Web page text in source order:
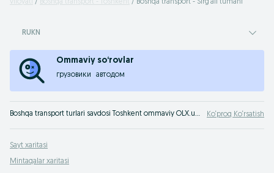
viloyati
Boshqa transport - Toshkent Boshqa transport - Sirg‘ali tumani
RUKN
Ommaviy so‘rovlar
грузовики автодом
Boshqa transport turlari savdosi Toshkent ommaviy OLX.uz Toshkent e‘lonlar taxtasida. Boshqa turdagi transport sotilishi bo‘yicha eng yaxshi takliflar OLX.uz da! Ko‘proq Ko‘rsatish
Sayt xaritasi
Mintaqalar xaritasi